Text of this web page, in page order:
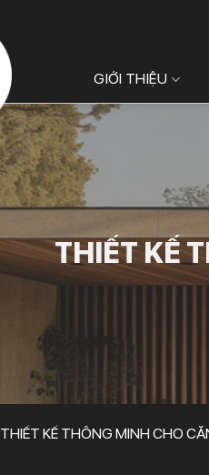
GIỚI THIỆU
THIẾT KẾ
THIẾT KẾ THÔNG MINH CHO